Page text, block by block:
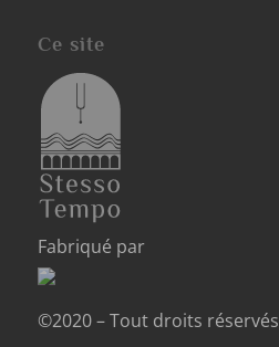
Ce site
Fabriqué par
©2020 – Tout droits réservés